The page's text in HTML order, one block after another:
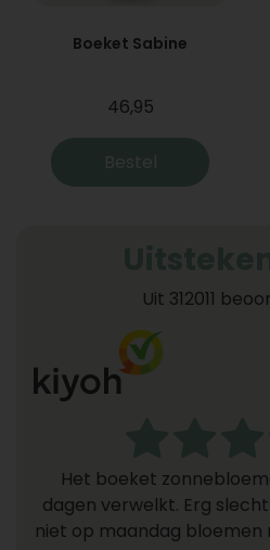
Boeket Sabine
46,95
Bestel
Uit 312011
Het boeket
dagen verwelkt. Erg
niet op maandag